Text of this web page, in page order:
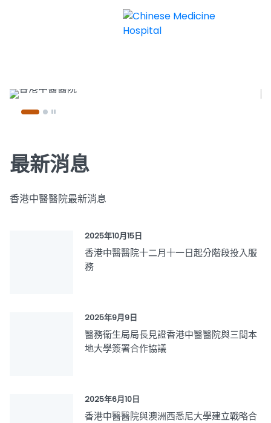
最新消息
香港中醫醫院最新消息
2025年10月15日
香港中醫醫院十二月十一日起分階段投入服
務
2025年9月9日
醫務衞生局局長見證香港中醫醫院與三間本
地大學簽署合作協議
2025年6月10日
香港中醫醫院與澳洲西悉尼大學建立戰略合